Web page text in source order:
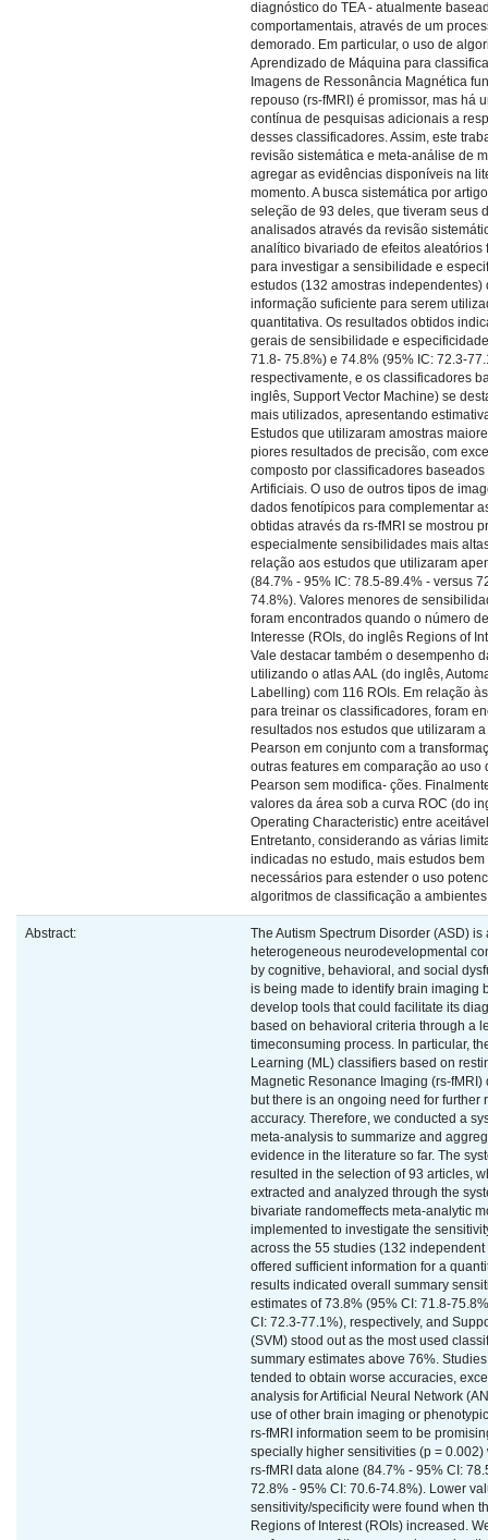
diagnóstico do TEA - atualmente
comportamentais, através de um
demorado. Em particular, o uso de
Aprendizado de Máquina para
Imagens de Ressonância Magnética
repouso (rs-fMRI) é promissor, mas há
contínua de pesquisas adicionais a
desses classificadores. Assim, este
revisão sistemática e meta-análise de
agregar as evidências disponíveis na
momento. A busca sistemática por
seleção de 93 deles, que tiveram seus
analisados através da revisão
analítico bivariado de efeitos aleatórios
para investigar a sensibilidade e
estudos (132 amostras independentes)
informação suficiente para serem
quantitativa. Os resultados obtidos
gerais de sensibilidade e
71.8- 75.8%) e 74.8% (95% IC: 72.3-
respectivamente, e os classificadores
inglês, Support Vector Machine) se
mais utilizados, apresentando
Estudos que utilizaram amostras
piores resultados de precisão, com
composto por classificadores
Artificiais. O uso de outros tipos de
dados fenotípicos para complementar
obtidas através da rs-fMRI se mostrou
especialmente sensibilidades mais
relação aos estudos que utilizaram
(84.7% - 95% IC: 78.5-89.4% - versus
74.8%). Valores menores de
foram encontrados quando o número
Interesse (ROIs, do inglês Regions of
Vale destacar também o desempenho
utilizando o atlas AAL (do inglês,
Labelling) com 116 ROIs. Em relação
para treinar os classificadores, foram
resultados nos estudos que utilizaram
Pearson em conjunto com a
outras features em comparação ao uso
Pearson sem modifica- ções.
valores da área sob a curva ROC (do
Operating Characteristic) entre
Entretanto, considerando as várias
indicadas no estudo, mais estudos
necessários para estender o uso
algoritmos de classificação a
Abstract:
The Autism Spectrum Disorder (ASD) is
heterogeneous neurodevelopmental
by cognitive, behavioral, and social
is being made to identify brain imaging
develop tools that could facilitate its
based on behavioral criteria through a
timeconsuming process. In particular,
Learning (ML) classifiers based on
Magnetic Resonance Imaging (rs-fMRI)
but there is an ongoing need for further
accuracy. Therefore, we conducted a
meta-analysis to summarize and
evidence in the literature so far. The
resulted in the selection of 93 articles,
extracted and analyzed through the
bivariate randomeffects meta-analytic
implemented to investigate the
across the 55 studies (132 independent
offered sufficient information for a
results indicated overall summary
estimates of 73.8% (95% CI: 71.8-
CI: 72.3-77.1%), respectively, and
(SVM) stood out as the most used
summary estimates above 76%.
tended to obtain worse accuracies,
analysis for Artificial Neural Network
use of other brain imaging or
rs-fMRI information seem to be
specially higher sensitivities (p =
rs-fMRI data alone (84.7% - 95% CI:
72.8% - 95% CI: 70.6-74.8%). Lower
sensitivity/specificity were found when
Regions of Interest (ROIs) increased.